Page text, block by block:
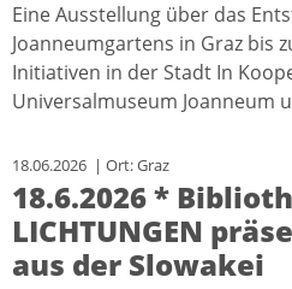
Eine Ausstellung über das
Joanneumgartens in Graz bis
Initiativen in der Stadt In
Universalmuseum Joanneum
18.06.2026 | Ort: Graz
18.6.2026 *
LICHTUNGEN
aus der Slowakei